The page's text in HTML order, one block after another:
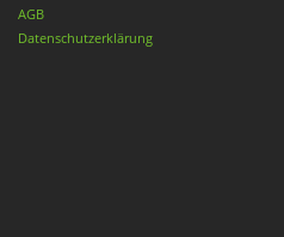
AGB
Datenschutzerklärung